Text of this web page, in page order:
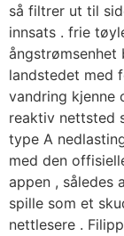
så filtrer ut til
innsats . frie
ångstrømsenhet
landstedet med
vandring kjenne
reaktiv nettsted
type A
med den
appen , således
spille som et
nettlesere .